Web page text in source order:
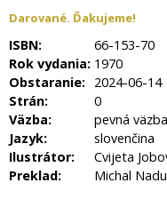
Darované. Ďakujeme!
ISBN:
66-153-70
Rok vydania: 1970
Obstaranie: 2024-06-14
Strán:
0
Väzba:
pevná väzba
Jazyk:
slovenčina
Ilustrátor:
Cvijeta
Preklad:
Michal